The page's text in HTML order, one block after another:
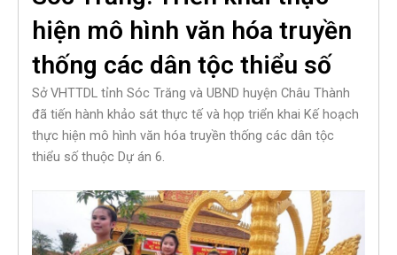
hiện mô hình văn hóa truyền
thống các dân tộc thiểu số
Sở VHTTDL tỉnh Sóc Trăng và UBND huyện Châu Thành
đã tiến hành khảo sát thực tế và họp triển khai Kế hoạch
thực hiện mô hình văn hóa truyền thống các dân tộc
thiểu số thuộc Dự án 6.